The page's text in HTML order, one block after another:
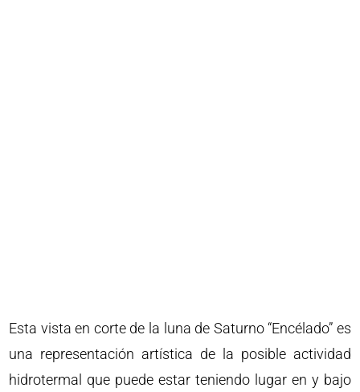
Esta vista en corte de la luna de Saturno “Encélado” es
una representación artística de la posible actividad
hidrotermal que puede estar teniendo lugar en y bajo